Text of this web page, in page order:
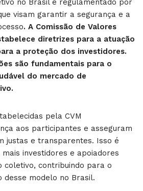
no Brasil é regulamentado por
visam garantir a segurança e a
. A Comissão de Valores
diretrizes para a atuação
a proteção dos investidores.
são fundamentais para o
do mercado de
pela CVM
aos participantes e asseguram
justas e transparentes. Isso é
investidores e apoiadores
coletivo, contribuindo para o
desse modelo no Brasil.